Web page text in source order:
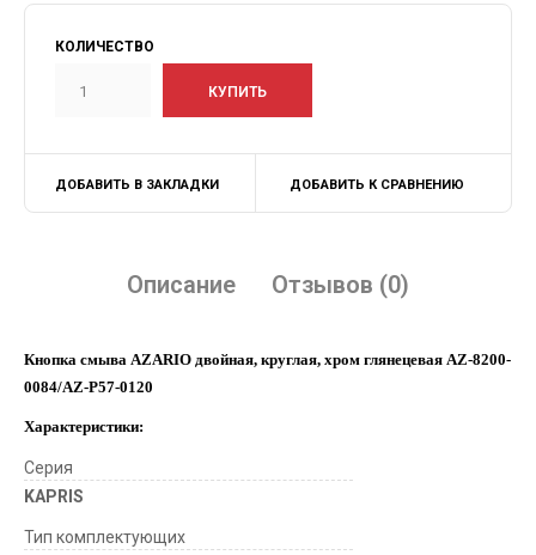
КОЛИЧЕСТВО
ДОБАВИТЬ В ЗАКЛАДКИ ДОБАВИТЬ К СРАВНЕНИЮ
Описание Отзывов (0)
Кнопка смыва AZARIO двойная, круглая, хром глянецевая AZ-8200-
0084/AZ-P57-0120
Характеристики:
Серия
KAPRIS
Тип комплектующих